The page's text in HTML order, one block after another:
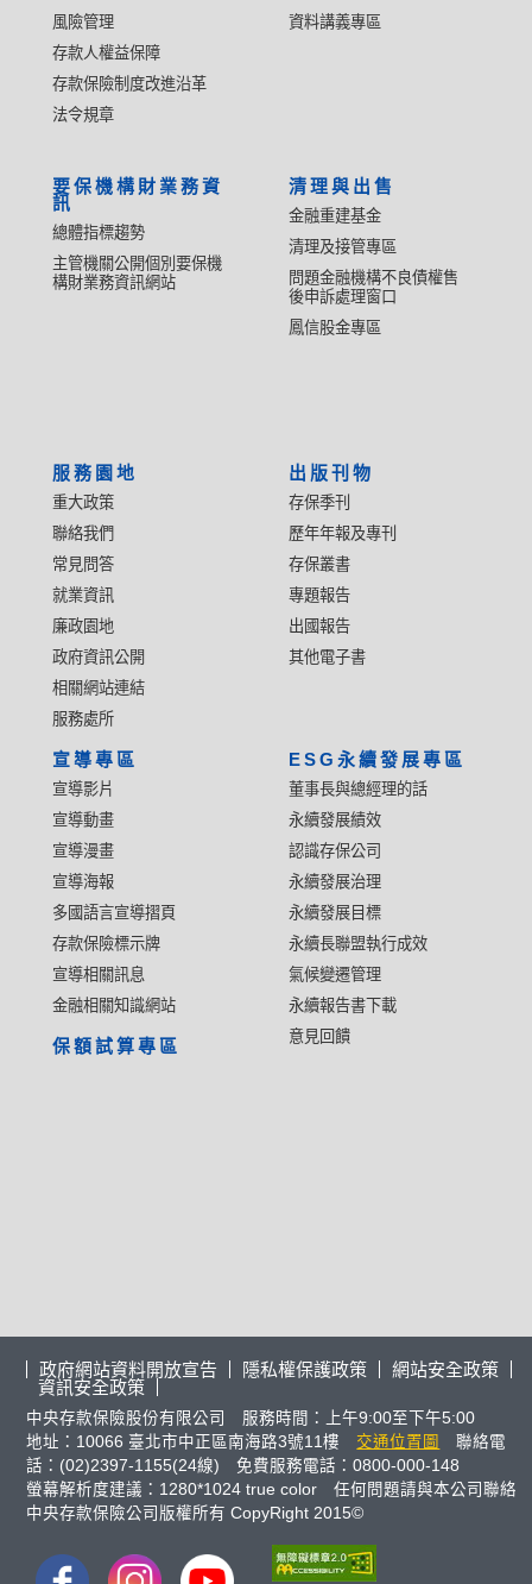
風險管理
存款人權益保障
存款保險制度改進沿革
法令規章
資料講義專區
要保機構財業務資
訊
總體指標趨勢
主管機關公開個別要保機
構財業務資訊網站
清理與出售
金融重建基金
清理及接管專區
問題金融機構不良債權售
後申訴處理窗口
鳳信股金專區
服務園地
重大政策
聯絡我們
常見問答
就業資訊
廉政園地
政府資訊公開
相關網站連結
服務處所
出版刊物
存保季刊
歷年年報及專刊
存保叢書
專題報告
出國報告
其他電子書
宣導專區
宣導影片
宣導動畫
宣導漫畫
宣導海報
多國語言宣導摺頁
存款保險標示牌
宣導相關訊息
金融相關知識網站
ESG永續發展專區
董事長與總經理的話
永續發展績效
認識存保公司
永續發展治理
永續發展目標
永續長聯盟執行成效
氣候變遷管理
永續報告書下載
意見回饋
保額試算專區
政府網站資料開放宣告 隱私權保護政策
網站安全政策
資訊安全政策
中央存款保險股份有限公司 服務時間：上午9:00至下午5:00
地址：10066 臺北市中正區南海路3號11樓
交通位置圖
聯絡電
話：(02)2397-1155(24線) 免費服務電話：0800-000-148
螢幕解析度建議：1280*1024 true color 任何問題請與本公司聯絡
中央存款保險公司版權所有 CopyRight 2015©
youtube